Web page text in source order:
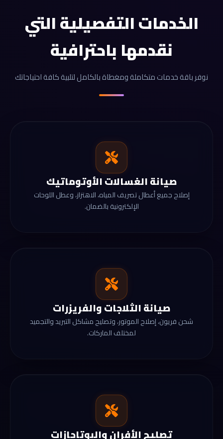
الخدمات التفصيلية التي
نقدمها باحترافية
نوفر باقة خدمات متكاملة ومغطاة بالكامل لتلبية كافة احتياجاتك
صيانة الغسالات الأوتوماتيك
إصلاح جميع أعطال تصريف المياه، الاهتزاز، وعطل اللوحات
الإلكترونية بالضمان.
صيانة الثلاجات والفريزرات
شحن فريون، إصلاح الموتور، وتصليح مشاكل التبريد والتجميد
لمختلف الماركات.
تصليح الأفران والبوتاجازات